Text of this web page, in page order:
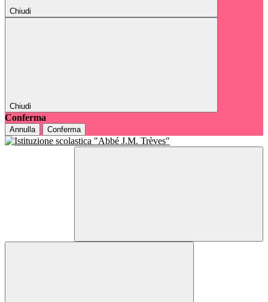
Chiudi
Chiudi
Conferma
Annulla Conferma